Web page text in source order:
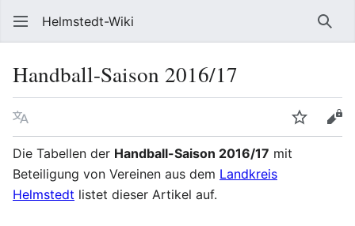
Helmstedt-Wiki
Handball-Saison 2016/17
Sprache
Die Tabellen der Handball-Saison 2016/17 mit
Beteiligung von Vereinen aus dem Landkreis
Helmstedt listet dieser Artikel auf.